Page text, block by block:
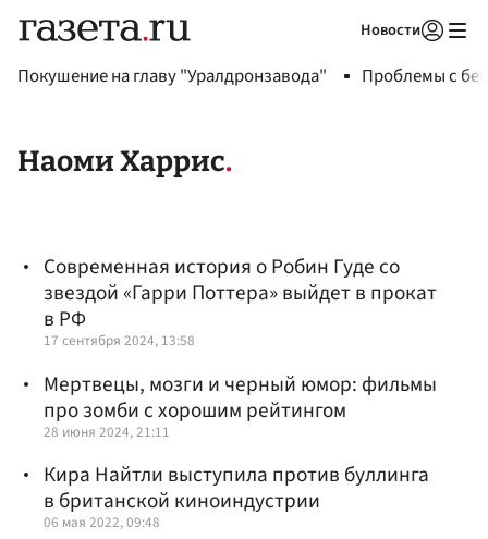
Новости
Покушение на главу "Уралдронзавода" Проблемы с
Наоми Харрис
Современная история о Робин Гуде со
звездой «Гарри Поттера» выйдет в прокат
в РФ
17 сентября 2024, 13:58
Мертвецы, мозги и черный юмор: фильмы
про зомби с хорошим рейтингом
28 июня 2024, 21:11
Кира Найтли выступила против буллинга
в британской киноиндустрии
06 мая 2022, 09:48